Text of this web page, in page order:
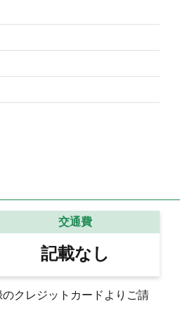
交通費
記載なし
クレジットカードよりご請